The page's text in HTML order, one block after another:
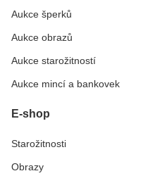
Aukce šperků
Aukce obrazů
Aukce starožitností
Aukce mincí a bankovek
E-shop
Starožitnosti
Obrazy